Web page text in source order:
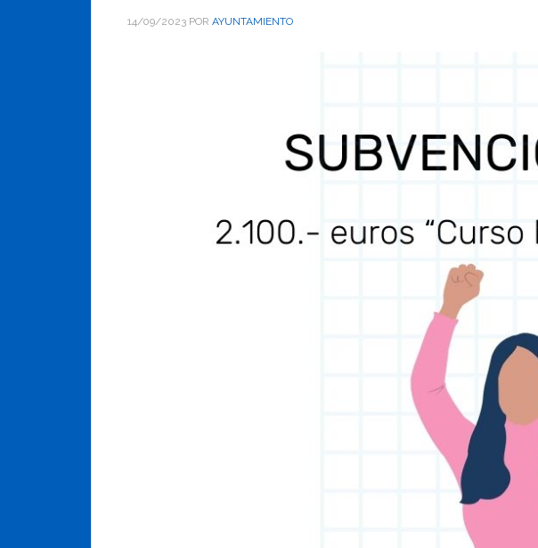
14/09/2023 POR AYUNTAMIENTO